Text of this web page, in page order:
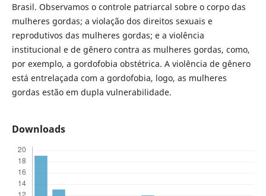
Brasil. Observamos o controle patriarcal sobre o corpo das
mulheres gordas; a violação dos direitos sexuais e
reprodutivos das mulheres gordas; e a violência
institucional e de gênero contra as mulheres gordas, como,
por exemplo, a gordofobia obstétrica. A violência de gênero
está entrelaçada com a gordofobia, logo, as mulheres
gordas estão em dupla vulnerabilidade.
Downloads